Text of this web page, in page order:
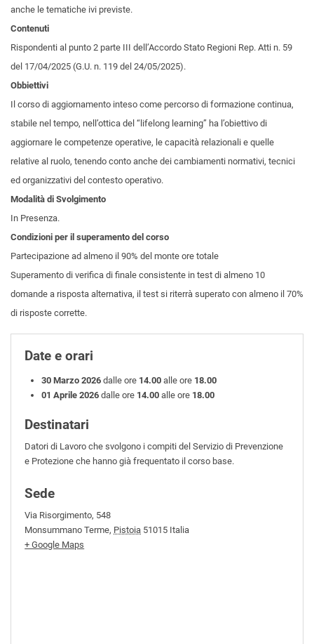
anche le tematiche ivi previste.
Contenuti
Rispondenti al punto 2 parte III dell’Accordo Stato Regioni Rep. Atti n. 59
del 17/04/2025 (G.U. n. 119 del 24/05/2025).
Obbiettivi
Il corso di aggiornamento inteso come percorso di formazione continua,
stabile nel tempo, nell’ottica del “lifelong learning” ha l’obiettivo di
aggiornare le competenze operative, le capacità relazionali e quelle
relative al ruolo, tenendo conto anche dei cambiamenti normativi, tecnici
ed organizzativi del contesto operativo.
Modalità di Svolgimento
In Presenza.
Condizioni per il superamento del corso
Partecipazione ad almeno il 90% del monte ore totale
Superamento di verifica di finale consistente in test di almeno 10
domande a risposta alternativa, il test si riterrà superato con almeno il 70%
di risposte corrette.
Date e orari
30 Marzo 2026 dalle ore 14.00 alle ore 18.00
01 Aprile 2026dalle ore 14.00 alle ore 18.00
Destinatari
Datori di Lavoro che svolgono i compiti del Servizio di Prevenzione
e Protezione che hanno già frequentato il corso base.
Sede
Via Risorgimento, 548
Monsummano Terme, Pistoia 51015 Italia
+ Google Maps